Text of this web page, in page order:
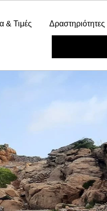
& Τιμές Δραστηριότητες